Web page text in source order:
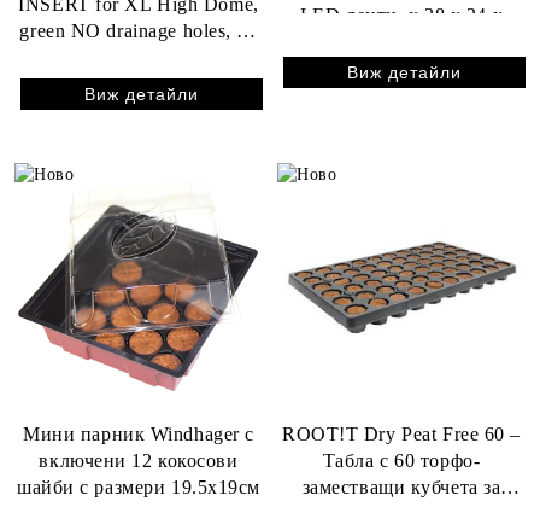
INSERT for XL High Dome,
green NO drainage holes, 58
Виж детайли
LED ленти, x 38 x 24 x
Виж детайли
Мини парник Windhager с
включени 12 кокосови
шайби с размери 19.5x19cм
ROOT!T Dry Peat Free 60 –
Табла с 60 торфо-
заместващи кубчета за